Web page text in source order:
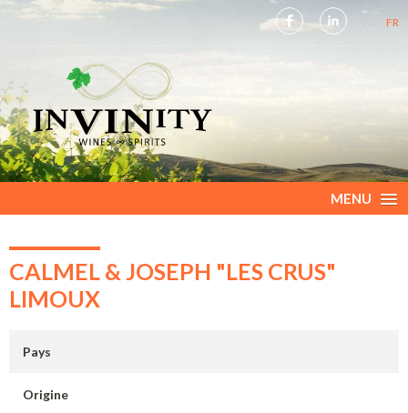
FR
MENU
CALMEL & JOSEPH "LES CRUS"
LIMOUX
Pays
Origine